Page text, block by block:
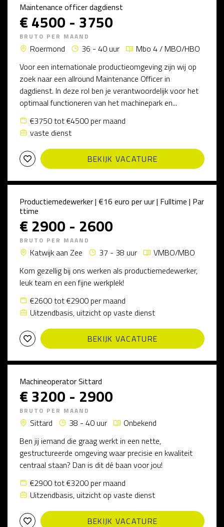
Maintenance officer dagdienst
€ 4500 - 3750
BRUTO PER MAAND
Roermond 36 - 40 uur
Mbo 4 / MBO/HBO
Voor een internationale productieomgeving zijn wij op
zoek naar een allround Maintenance Officer in
dagdienst. In deze rol ben je verantwoordelijk voor het
optimaal functioneren van het machinepark en...
€3750 tot €4500 per maand
vaste dienst
BEKIJK VACATURE
Productiemedewerker | €16 euro per uur | Fulltime | Par
ttime
€ 2900 - 2600
BRUTO PER MAAND
Katwijk aan Zee 37 - 38 uur
VMBO/MBO
Kom gezellig bij ons werken als productiemedewerker,
leuk team en een fijne werkplek!
€2600 tot €2900 per maand
Uitzendbasis, uitzicht op vaste dienst
BEKIJK VACATURE
Machineoperator Sittard
€ 3200 - 2900
BRUTO PER MAAND
Sittard 38 - 40 uur
Onbekend
Ben jij iemand die graag werkt in een nette,
gestructureerde omgeving waar precisie en kwaliteit
centraal staan? Dan is dit dé baan voor jou!
€2900 tot €3200 per maand
Uitzendbasis, uitzicht op vaste dienst
BEKIJK VACATURE